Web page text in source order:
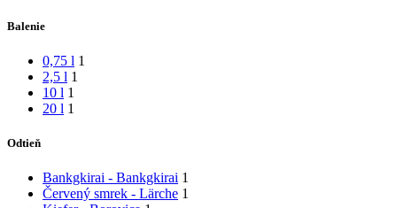
Balenie
0,75 l 1
2,5 l 1
10 l 1
20 l 1
Odtieň
Bankgkirai - Bankgkirai 1
Červený smrek - Lärche 1